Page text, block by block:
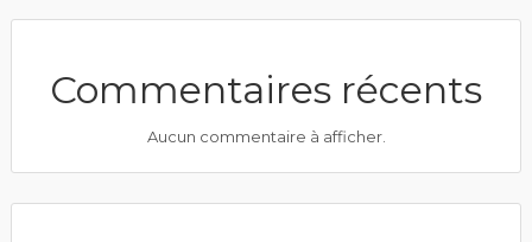
Commentaires récents
Aucun commentaire à afficher.